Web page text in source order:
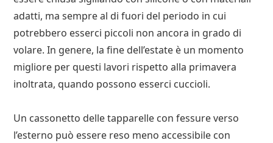
adatti, ma sempre al di fuori del periodo in cui
potrebbero esserci piccoli non ancora in grado di
volare. In genere, la fine dell’estate è un momento
migliore per questi lavori rispetto alla primavera
inoltrata, quando possono esserci cuccioli.
Un cassonetto delle tapparelle con fessure verso
l’esterno può essere reso meno accessibile con